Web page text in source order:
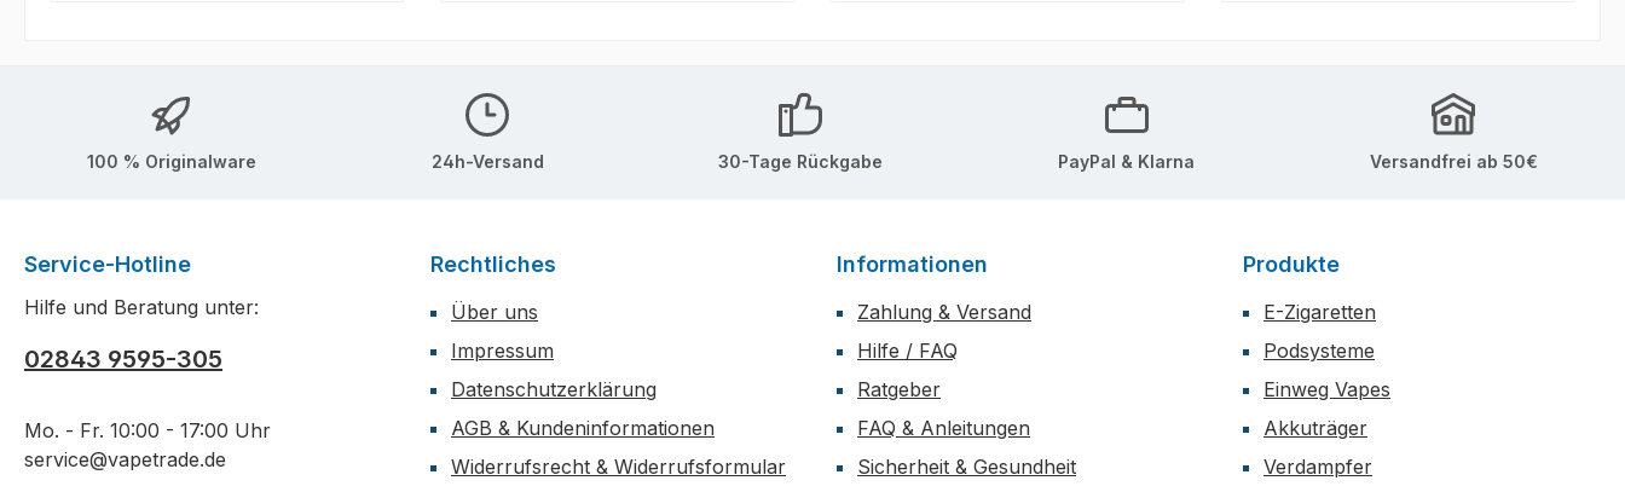
100 % Originalware 24h-Versand 30-Tage Rückgabe PayPal & Klarna Versandfrei ab 50€
Service-Hotline
Hilfe und Beratung unter:
02843 9595-305
Mo. - Fr. 10:00 - 17:00 Uhr
service@vapetrade.de
Rechtliches
Über uns
Impressum
Datenschutzerklärung
AGB & Kundeninformationen
Widerrufsrecht & Widerrufsformular
Informationen
Zahlung & Versand
Hilfe / FAQ
Ratgeber
FAQ & Anleitungen
Sicherheit & Gesundheit
Produkte
E-Zigaretten
Podsysteme
Einweg Vapes
Akkuträger
Verdampfer